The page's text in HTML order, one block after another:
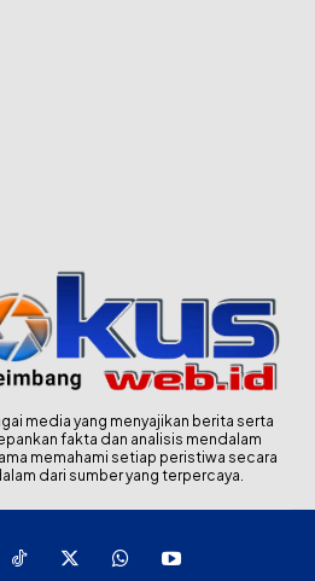
media yang menyajikan berita serta
fakta dan analisis mendalam
memahami setiap peristiwa secara
dari sumber yang terpercaya.